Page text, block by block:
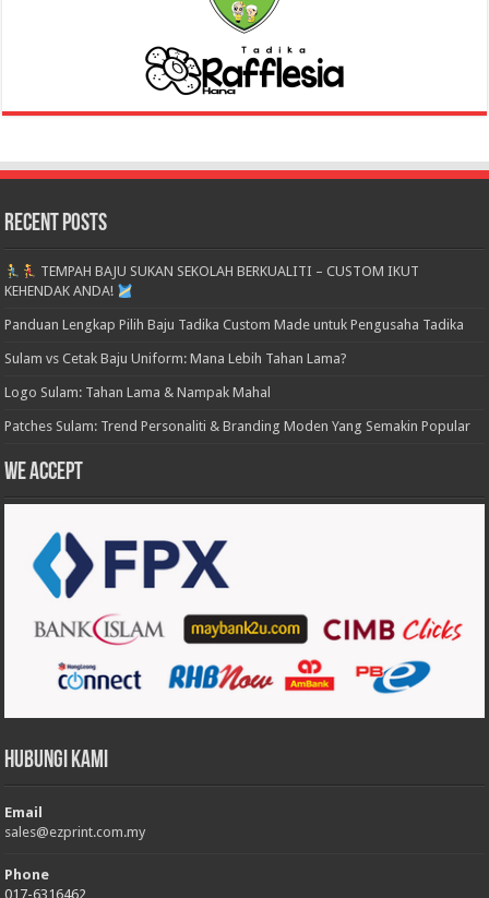
Recent Posts
TEMPAH BAJU SUKAN SEKOLAH BERKUALITI – CUSTOM IKUT
KEHENDAK ANDA!
Panduan Lengkap Pilih Baju Tadika Custom Made untuk Pengusaha Tadika
Sulam vs Cetak Baju Uniform: Mana Lebih Tahan Lama?
Logo Sulam: Tahan Lama & Nampak Mahal
Patches Sulam: Trend Personaliti & Branding Moden Yang Semakin Popular
We accept
Hubungi Kami
Email
sales@ezprint.com.my
Phone
017-6316462